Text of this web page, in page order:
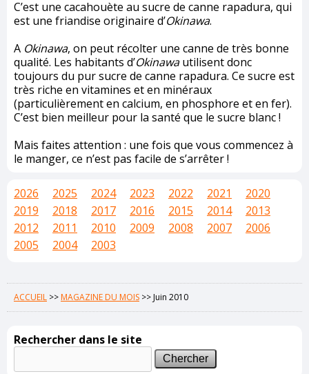
C’est une cacahouète au sucre de canne rapadura, qui
est une friandise originaire d’Okinawa.
A Okinawa, on peut récolter une canne de très bonne
qualité. Les habitants d’Okinawautilisent donc
toujours du pur sucre de canne rapadura. Ce sucre est
très riche en vitamines et en minéraux
(particulièrement en calcium, en phosphore et en fer).
C’est bien meilleur pour la santé que le sucre blanc !
Mais faites attention : une fois que vous commencez à
le manger, ce n’est pas facile de s’arrêter !
2026 2025 2024 2023 2022 2021
2020
2019
2018 2017 2016 2015 2014
2013
2012
2011 2010 2009 2008 2007
2006
2005
2004 2003
ACCUEIL >>MAGAZINE DU MOIS >>Juin 2010
Rechercher dans le site